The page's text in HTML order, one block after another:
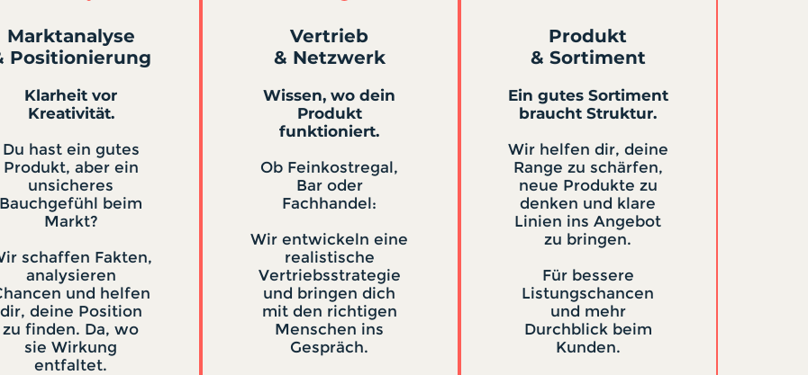
Marktanalyse
Positionierung
Klarheit vor
Kreativität.
Du hast ein gutes
Produkt, aber ein
unsicheres
Bauchgefühl beim
Markt?
schaffen Fakten,
analysieren
und helfen
dir, deine Position
zu finden. Da, wo
sie Wirkung
entfaltet.
Vertrieb
& Netzwerk
Wissen, wo dein
Produkt
funktioniert.
Ob Feinkostregal,
Bar oder
Fachhandel:
Wir entwickeln eine
realistische
Vertriebsstrategie
und bringen dich
mit den richtigen
Menschen ins
Gespräch.
Produkt
& Sortiment
Ein gutes Sortiment
braucht Struktur.
Wir helfen dir, deine
Range zu schärfen,
neue Produkte zu
denken und klare
Linien ins Angebot
zu bringen.
Für bessere
Listungschancen
und mehr
Durchblick beim
Kunden.